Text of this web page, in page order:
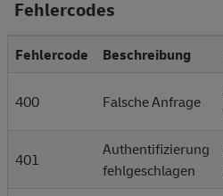
Fehlercodes
Fehlercode Beschreibung
400 Falsche Anfrage
401
Authentifizierung
fehlgeschlagen